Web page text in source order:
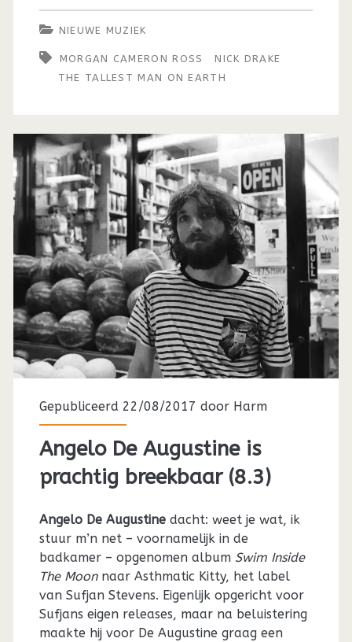
NIEUWE MUZIEK
MORGAN CAMERON ROSS
NICK DRAKE
THE TALLEST MAN ON EARTH
Gepubliceerd 22/08/2017 door Harm
Angelo De Augustine is
prachtig breekbaar (8.3)
Angelo De Augustinedacht: weet je wat, ik
stuur m’n net – voornamelijk in de
badkamer – opgenomen album Swim Inside
The Moonnaar Asthmatic Kitty, het label
van Sufjan Stevens. Eigenlijk opgericht voor
Sufjans eigen releases, maar na beluistering
maakte hij voor De Augustine graag een